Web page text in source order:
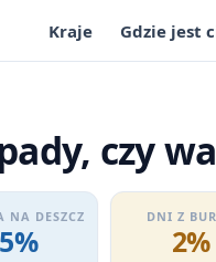
Kraje Gdzie jest
czy
NA DESZCZ
5%
DNI Z
2%